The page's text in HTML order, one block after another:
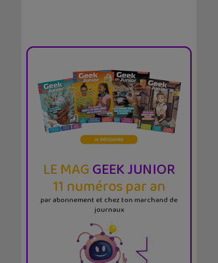
LE MAGGEEK JUNIOR
11 numéros par an
par abonnement et chez ton marchand de
journaux